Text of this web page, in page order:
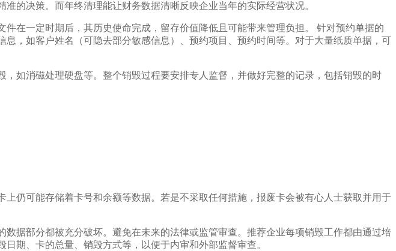
的决策。而年终清理能让财务数据清晰反映企业当年的实际经营状况。
在一定时期后，其历史使命完成，留存价值降低且可能带来管理负担。 针对预约单据的
，如客户姓名（可隐去部分敏感信息）、预约项目、预约时间等。对于大量纸质单据，可
如消磁处理硬盘等。整个销毁过程要安排专人监督，并做好完整的记录，包括销毁的时
仍可能存储着卡号和余额等数据。若是不采取任何措施，报废卡会被有心人士获取并用于
据部分都被充分破坏。避免在未来的法律或监管审查。推荐企业每项销毁工作都由通过培
期、卡的总量、销毁方式等，以便于内审和外部监督审查。